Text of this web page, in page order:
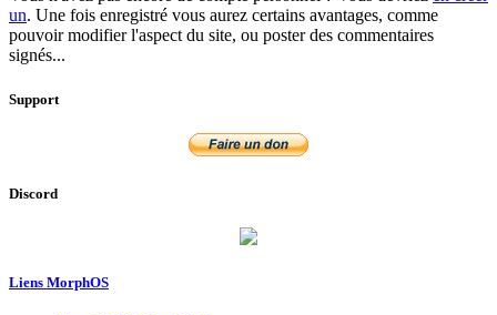
un. Une fois enregistré vous aurez certains avantages, comme
pouvoir modifier l'aspect du site, ou poster des commentaires
signés...
Support
Discord
Liens MorphOS